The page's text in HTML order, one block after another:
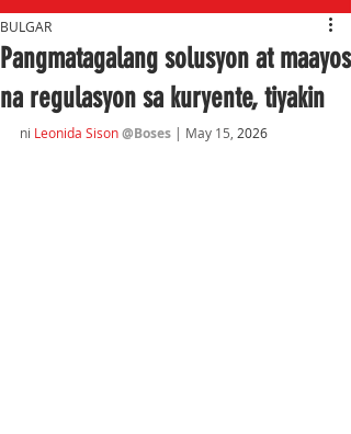
Pangmatagalang solusyon at maayos
na regulasyon sa kuryente, tiyakin
BULGAR
ni Leonida Sison@Boses | May 15, 2026